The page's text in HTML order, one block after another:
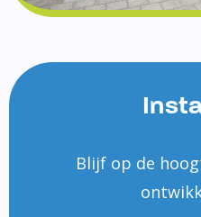
Blijf op de